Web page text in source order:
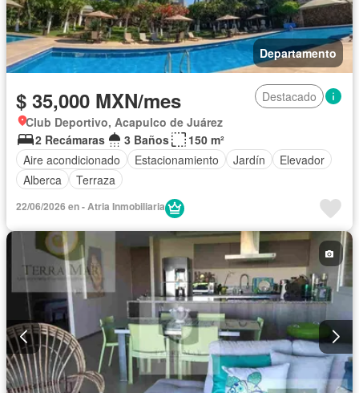
Departamento
$ 35,000 MXN/mes
Destacado
Club Deportivo, Acapulco de Juárez
2 Recámaras
3 Baños
150 m²
Aire acondicionado
Estacionamiento Jardín
Elevador
Alberca
Terraza
22/06/2026 en - Atria Inmobiliaria